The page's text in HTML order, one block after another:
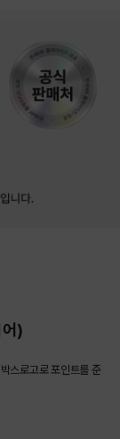
)
스로고로 포인트를 준